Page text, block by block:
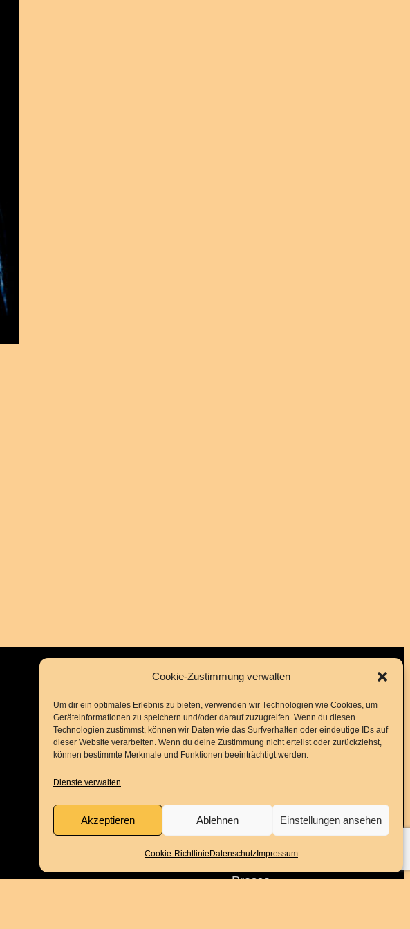
Cookie-Zustimmung verwalten
Um dir ein optimales Erlebnis zu bieten, verwenden wir Technologien wie Cookies, um
Geräteinformationen zu speichern und/oder darauf zuzugreifen. Wenn du diesen
Technologien zustimmst, können wir Daten wie das Surfverhalten oder eindeutige IDs auf
dieser Website verarbeiten. Wenn du deine Zustimmung nicht erteilst oder zurückziehst,
können bestimmte Merkmale und Funktionen beeinträchtigt werden.
Dienste verwalten
Akzeptieren Ablehnen Einstellungen ansehen
Cookie-Richtlinie DatenschutzImpressum
Folge uns
InstagramFacebook YouTube
Downloads
Presse